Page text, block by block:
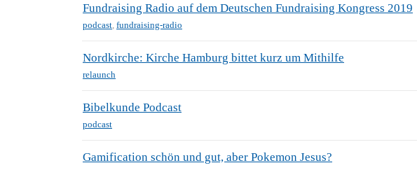
Fundraising Radio auf dem Deutschen Fundraising Kongress 2019
podcast, fundraising-radio
Nordkirche: Kirche Hamburg bittet kurz um Mithilfe
relaunch
Bibelkunde Podcast
podcast
Gamification schön und gut, aber Pokemon Jesus?